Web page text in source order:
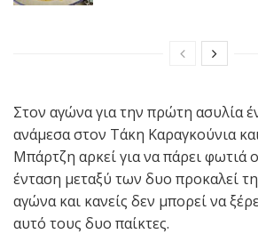
Στον αγώνα για την πρώτη ασυλία
ανάμεσα στον Τάκη Καραγκούνια
Μπάρτζη αρκεί για να πάρει φωτιά
ένταση μεταξύ των δυο προκαλεί
αγώνα και κανείς δεν μπορεί να
αυτό τους δυο παίκτες.